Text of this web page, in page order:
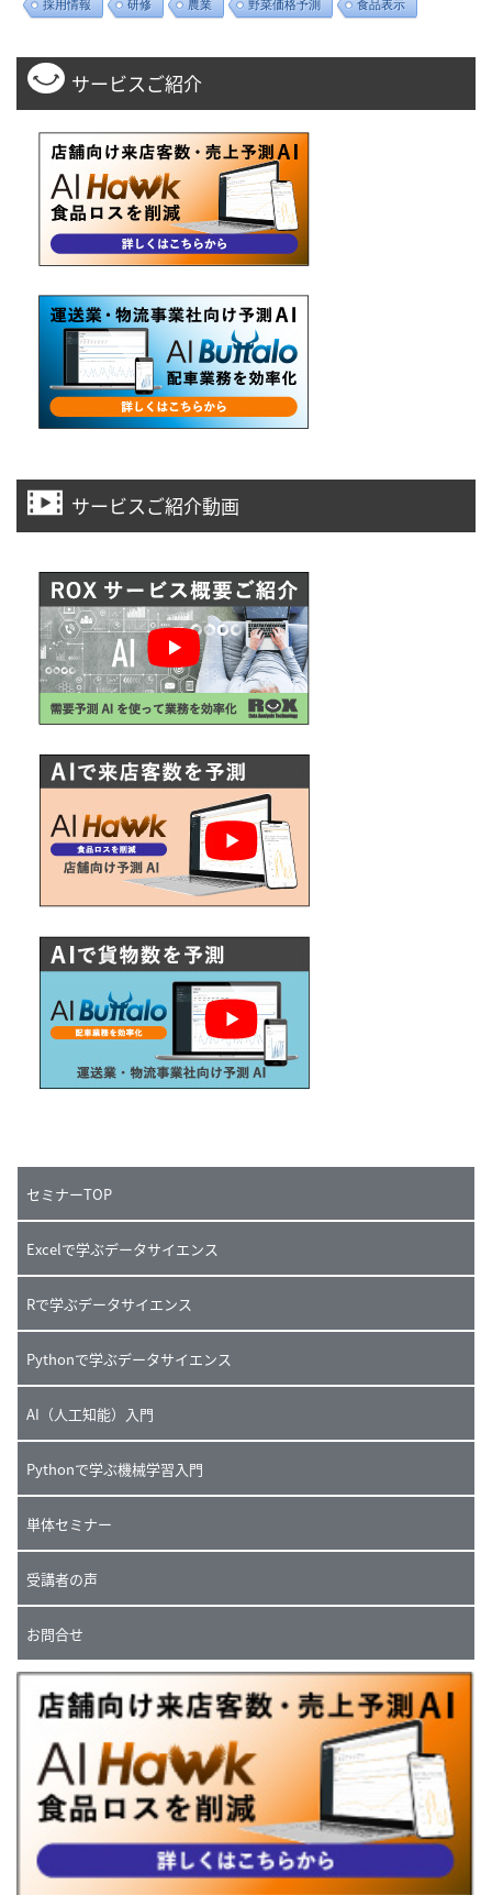
採用情報 研修 農業 野菜価格予測 食品表示
サービスご紹介
サービスご紹介動画
セミナーTOP
Excelで学ぶデータサイエンス
Rで学ぶデータサイエンス
Pythonで学ぶデータサイエンス
AI（人工知能）入門
Pythonで学ぶ機械学習入門
単体セミナー
受講者の声
お問合せ